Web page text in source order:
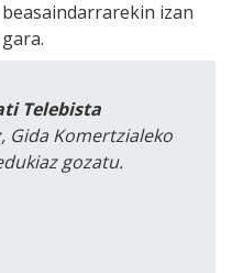
beasaindarrarekin izan
gara.
Telebista
Gida Komertzialeko
gozatu.